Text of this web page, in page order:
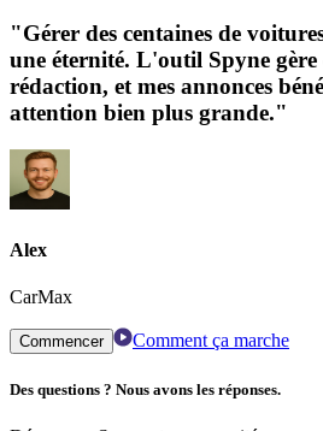
"Gérer des centaines de
une éternité. L'outil Spyne gère
rédaction, et mes annonces
attention bien plus grande."
Alex
CarMax
Commencer Comment ça marche
Des questions ? Nous avons les réponses.